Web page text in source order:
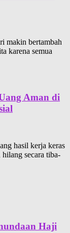
makin bertambah
karena semua
Aman di
hasil kerja keras
secara tiba-
Haji